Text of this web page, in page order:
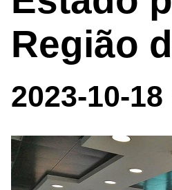
Região
2023-10-